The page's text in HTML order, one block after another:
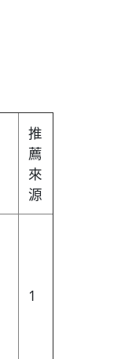
推
薦
來
源
1